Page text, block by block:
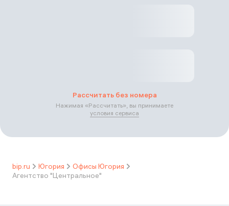
Рассчитать без номера
Нажимая «Рассчитать», вы принимаете
условия сервиса
bip.ru Югория
Офисы Югория
Агентство "Центральное"